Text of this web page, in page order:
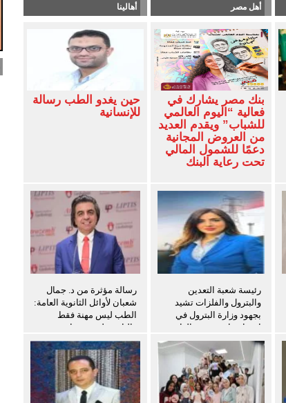
أهل مصر
بنك مصر يشارك في
فعالية “اليوم العالمي
للشباب” ويقدم العديد
من العروض المجانية
دعمًا للشمول المالي
تحت رعاية البنك
رئيسة شعبة التعدين
والبترول والفلزات تشيد
بجهود وزارة البترول في
احتواء حادث سفن الغاز
بدمياط
أهالينا
حين يغدو الطب رسالة
للإنسانية
رسالة مؤثرة من د. جمال
شعبان لأوائل الثانوية العامة:
الطب ليس مهنة فقط
والثانوية ليست نهاية
المطاف